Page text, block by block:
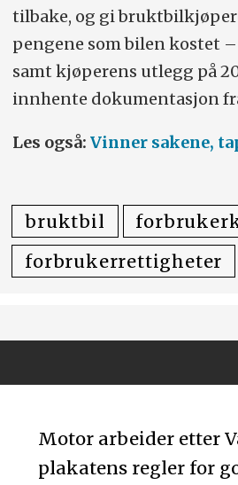
tilbake, og gi
pengene som bilen kostet
samt kjøperens utlegg på
innhente dokumentasjon
Les også: Vinner sakene,
bruktbil
forbrukerrettigheter
Motor arbeider etter
plakatens regler for